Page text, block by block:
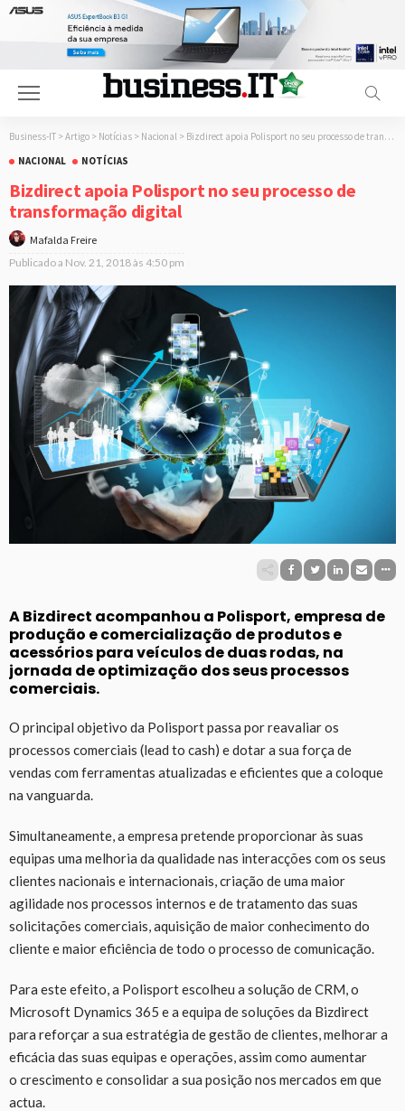
Business-IT > Artigo > Notícias > Nacional > Bizdirect apoia Polisport no seu processo de transformação digital
NACIONAL
NOTÍCIAS
Bizdirect apoia Polisport no seu processo de
transformação digital
Mafalda Freire
Publicado a Nov. 21, 2018 às 4:50 pm
A Bizdirect acompanhou a Polisport, empresa de
produção e comercialização de produtos e
acessórios para veículos de duas rodas, na
jornada de optimização dos seus processos
comerciais.
O principal objetivo da Polisport passa por reavaliar os
processos comerciais (lead to cash) e dotar a sua força de
vendas com ferramentas atualizadas e eficientes que a coloque
na vanguarda.
Simultaneamente, a empresa pretende proporcionar às suas
equipas uma melhoria da qualidade nas interacções com os seus
clientes nacionais e internacionais, criação de uma maior
agilidade nos processos internos e de tratamento das suas
solicitações comerciais, aquisição de maior conhecimento do
cliente e maior eficiência de todo o processo de comunicação.
Para este efeito, a Polisport escolheu a solução de CRM, o
Microsoft Dynamics 365 e a equipa de soluções da Bizdirect
para reforçar a sua estratégia de gestão de clientes, melhorar a
eficácia das suas equipas e operações, assim como aumentar
o crescimento e consolidar a sua posição nos mercados em que
actua.